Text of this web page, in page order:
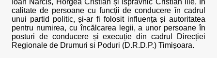
Ioan Narcis, Horgea Cristian și Ispravnic Cristian Ilie, în
calitate de persoane cu funcții de conducere în cadrul
unui partid politic, și-ar fi folosit influența și autoritatea
pentru numirea, cu încălcarea legii, a unor persoane în
posturi de conducere și execuție din cadrul Direcției
Regionale de Drumuri si Poduri (D.R.D.P.) Timișoara.